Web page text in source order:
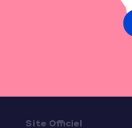
Site Officiel